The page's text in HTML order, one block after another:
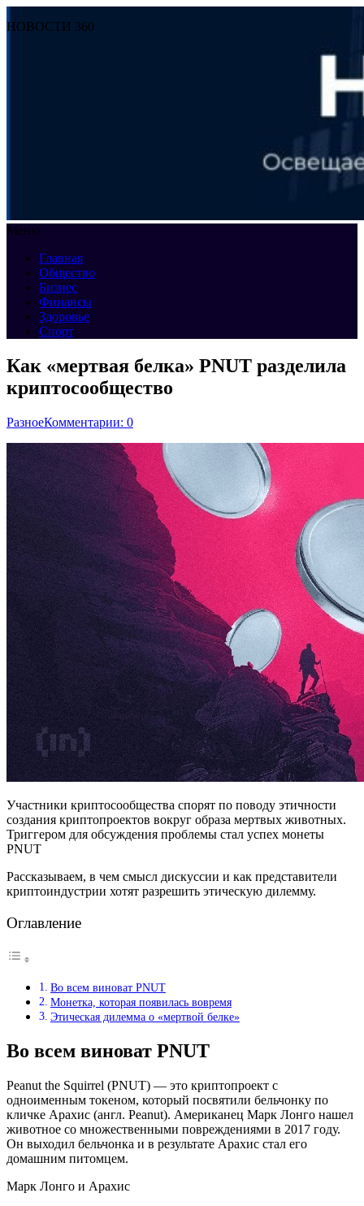
НОВОСТИ 360
Меню
Главная
Общество
Бизнес
Финансы
Здоровье
Спорт
Как «мертвая белка» PNUT разделила
криптосообщество
РазноеКомментарии: 0
Участники криптосообщества спорят по поводу этичности
создания криптопроектов вокруг образа мертвых животных.
Триггером для обсуждения проблемы стал успех монеты
PNUT
Рассказываем, в чем смысл дискуссии и как представители
криптоиндустрии хотят разрешить этическую дилемму.
Оглавление
Во всем виноват PNUT
Монетка, которая появилась вовремя
Этическая дилемма о «мертвой белке»
Во всем виноват PNUT
Peanut the Squirrel (PNUT) — это криптопроект с
одноименным токеном, который посвятили бельчонку по
кличке Арахис (англ. Peanut). Американец Марк Лонго нашел
животное со множественными повреждениями в 2017 году.
Он выходил бельчонка и в результате Арахис стал его
домашним питомцем.
Марк Лонго и Арахис